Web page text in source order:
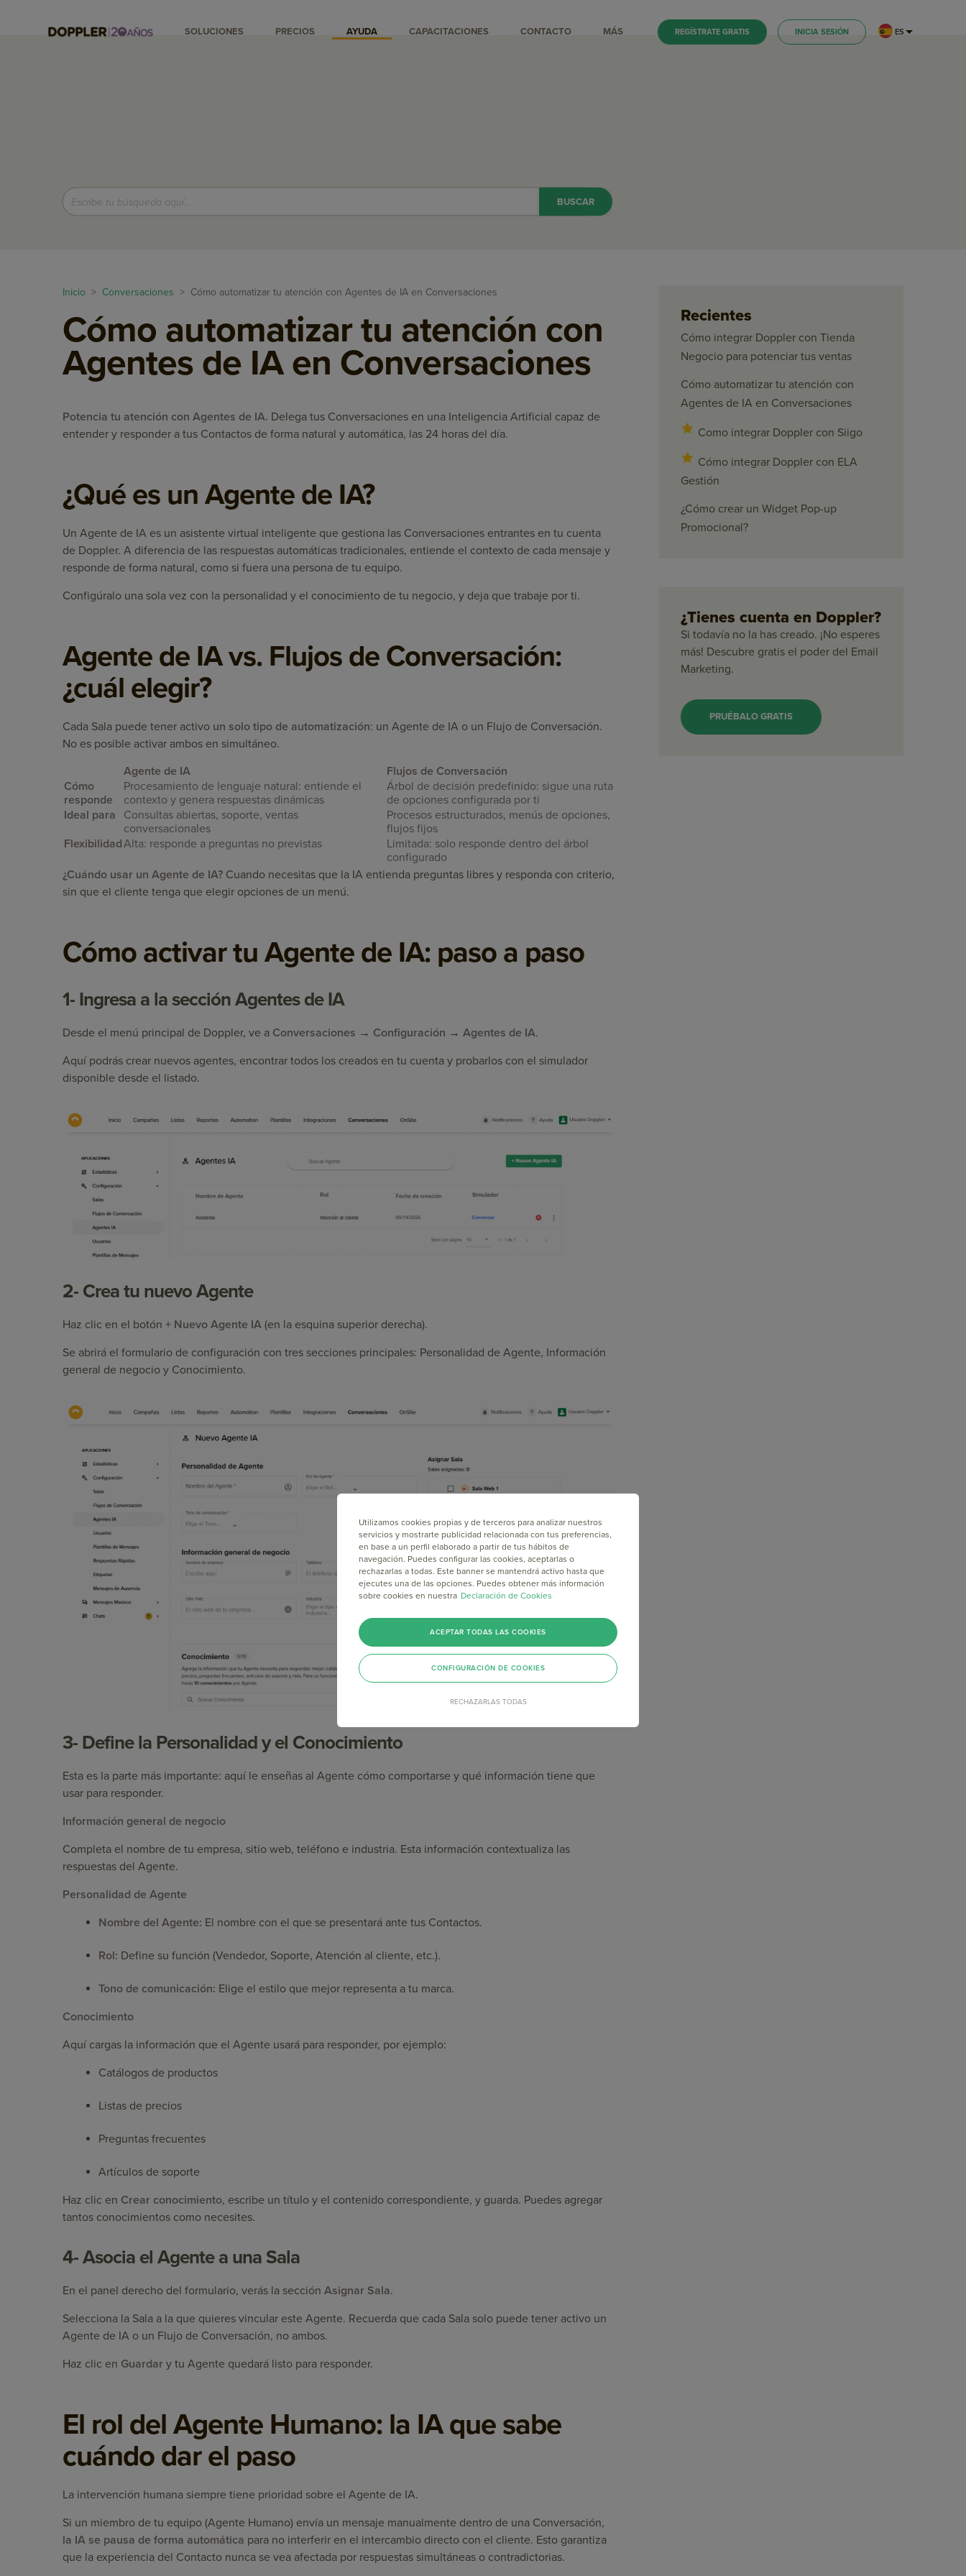
SOLUCIONES PRECIOS AYUDA CAPACITACIONES CONTACTO MÁS REGÍSTRATE GRATIS INICIA SESIÓN ES
Inicio > Conversaciones > Cómo automatizar tu atención con Agentes de IA en Conversaciones
Cómo automatizar tu atención con
Agentes de IA en Conversaciones
Potencia tu atención con Agentes de IA. Delega tus Conversaciones en una Inteligencia Artificial capaz de
entender y responder a tus Contactos de forma natural y automática, las 24 horas del día.
¿Qué es un Agente de IA?
Un Agente de IA es un asistente virtual inteligente que gestiona las Conversaciones entrantes en tu cuenta
de Doppler. A diferencia de las respuestas automáticas tradicionales, entiende el contexto de cada mensaje y
responde de forma natural, como si fuera una persona de tu equipo.
Configúralo una sola vez con la personalidad y el conocimiento de tu negocio, y deja que trabaje por ti.
Agente de IA vs. Flujos de Conversación:
¿cuál elegir?
Cada Sala puede tener activo un solo tipo de automatización: un Agente de IA o un Flujo de Conversación.
No es posible activar ambos en simultáneo.
Agente de IA
Flujos de Conversación
Cómo
responde
Procesamiento de lenguaje natural: entiende el
contexto y genera respuestas dinámicas
Árbol de decisión predefinido: sigue una ruta
de opciones configurada por ti
Ideal para
Consultas abiertas, soporte, ventas
conversacionales
Procesos estructurados, menús de opciones,
flujos fijos
FlexibilidadAlta: responde a preguntas no previstas
Limitada: solo responde dentro del árbol
configurado
¿Cuándo usar un Agente de IA? Cuando necesitas que la IA entienda preguntas libres y responda con criterio,
sin que el cliente tenga que elegir opciones de un menú.
Cómo activar tu Agente de IA: paso a paso
1- Ingresa a la sección Agentes de IA
Desde el menú principal de Doppler, ve a Conversaciones → Configuración → Agentes de IA.
Aquí podrás crear nuevos agentes, encontrar todos los creados en tu cuenta y probarlos con el simulador
disponible desde el listado.
2- Crea tu nuevo Agente
Haz clic en el botón + Nuevo Agente IA (en la esquina superior derecha).
Se abrirá el formulario de configuración con tres secciones principales: Personalidad de Agente, Información
general de negocio y Conocimiento.
3- Define la Personalidad y el Conocimiento
Esta es la parte más importante: aquí le enseñas al Agente cómo comportarse y qué información tiene que
usar para responder.
Información general de negocio
Completa el nombre de tu empresa, sitio web, teléfono e industria. Esta información contextualiza las
respuestas del Agente.
Personalidad de Agente
Nombre del Agente: El nombre con el que se presentará ante tus Contactos.
Rol: Define su función (Vendedor, Soporte, Atención al cliente, etc.).
Tono de comunicación: Elige el estilo que mejor representa a tu marca.
Conocimiento
Aquí cargas la información que el Agente usará para responder, por ejemplo:
Catálogos de productos
Listas de precios
Preguntas frecuentes
Artículos de soporte
Haz clic en Crear conocimiento, escribe un título y el contenido correspondiente, y guarda. Puedes agregar
tantos conocimientos como necesites.
4- Asocia el Agente a una Sala
En el panel derecho del formulario, verás la sección Asignar Sala.
Selecciona la Sala a la que quieres vincular este Agente. Recuerda que cada Sala solo puede tener activo un
Agente de IA o un Flujo de Conversación, no ambos.
Haz clic en Guardar y tu Agente quedará listo para responder.
El rol del Agente Humano: la IA que sabe
cuándo dar el paso
La intervención humana siempre tiene prioridad sobre el Agente de IA.
Si un miembro de tu equipo (Agente Humano) envía un mensaje manualmente dentro de una Conversación,
la IA se pausa de forma automática para no interferir en el intercambio directo con el cliente. Esto garantiza
que la experiencia del Contacto nunca se vea afectada por respuestas simultáneas o contradictorias.
Recientes
Cómo integrar Doppler con Tienda
Negocio para potenciar tus ventas
Cómo automatizar tu atención con
Agentes de IA en Conversaciones
Como integrar Doppler con Siigo
Cómo integrar Doppler con ELA
Gestión
¿Cómo crear un Widget Pop-up
Promocional?
¿Tienes cuenta en Doppler?
Si todavía no la has creado. ¡No esperes
más! Descubre gratis el poder del Email
Marketing.
PRUÉBALO GRATIS
Utilizamos cookies propias y de terceros para analizar nuestros
servicios y mostrarte publicidad relacionada con tus preferencias,
en base a un perfil elaborado a partir de tus hábitos de
navegación. Puedes configurar las cookies, aceptarlas o
rechazarlas a todas. Este banner se mantendrá activo hasta que
ejecutes una de las opciones. Puedes obtener más información
sobre cookies en nuestra Declaración de Cookies
RECHAZARLAS TODAS
ACEPTAR TODAS LAS COOKIES
CONFIGURACIÓN DE COOKIES